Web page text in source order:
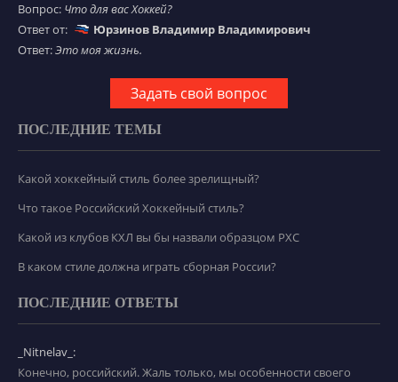
Вопрос: Что для вас Хоккей?
Ответ от:
Юрзинов Владимир Владимирович
Ответ:Это моя жизнь.
Задать свой вопрос
ПОСЛЕДНИЕ ТЕМЫ
Какой хоккейный стиль более зрелищный?
Что такое Российский Хоккейный стиль?
Какой из клубов КХЛ вы бы назвали образцом РХС
В каком стиле должна играть сборная России?
ПОСЛЕДНИЕ ОТВЕТЫ
_Nitnelav_:
Конечно, российский. Жаль только, мы особенности своего